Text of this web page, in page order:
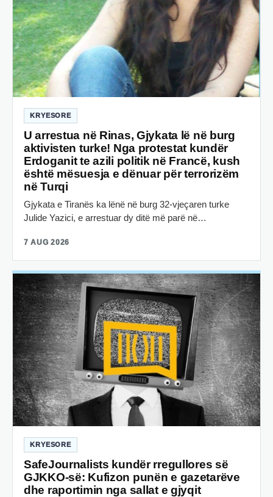
KRYESORE
U arrestua në Rinas, Gjykata lë në burg
aktivisten turke! Nga protestat kundër
Erdoganit te azili politik në Francë, kush
është mësuesja e dënuar për terrorizëm
në Turqi
Gjykata e Tiranës ka lënë në burg 32-vjeçaren turke
Julide Yazici, e arrestuar dy ditë më parë në…
7 AUG 2026
KRYESORE
SafeJournalists kundër rregullores së
GJKKO-së: Kufizon punën e gazetarëve
dhe raportimin nga sallat e gjyqit